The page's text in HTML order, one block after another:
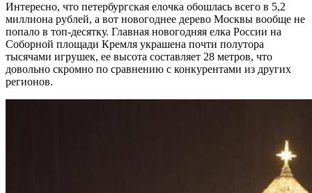
Интересно, что петербургская елочка обошлась всего в 5,2
миллиона рублей, а вот новогоднее дерево Москвы вообще не
попало в топ-десятку. Главная новогодняя елка России на
Соборной площади Кремля украшена почти полутора
тысячами игрушек, ее высота составляет 28 метров, что
довольно скромно по сравнению с конкурентами из других
регионов.